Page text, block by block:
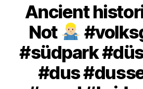
Ancient
Not
#südpark
#dus